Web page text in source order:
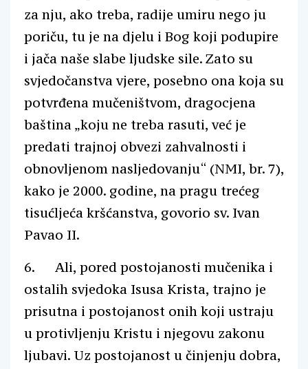
za nju, ako treba, radije umiru nego ju
poriču, tu je na djelu i Bog koji podupire
i jača naše slabe ljudske sile. Zato su
svjedočanstva vjere, posebno ona koja su
potvrđena mučeništvom, dragocjena
baština „koju ne treba rasuti, već je
predati trajnoj obvezi zahvalnosti i
obnovljenom nasljedovanju“ (NMI, br. 7),
kako je 2000. godine, na pragu trećeg
tisućljeća kršćanstva, govorio sv. Ivan
Pavao II.
6. Ali, pored postojanosti mučenika i
ostalih svjedoka Isusa Krista, trajno je
prisutna i postojanost onih koji ustraju
u protivljenju Kristu i njegovu zakonu
ljubavi. Uz postojanost u činjenju dobra,